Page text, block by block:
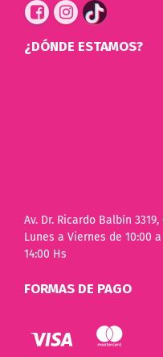
¿DÓNDE ESTAMOS?
Av. Dr. Ricardo Balbín 3319,
Lunes a Viernes de 10:00
14:00 Hs
FORMAS DE PAGO